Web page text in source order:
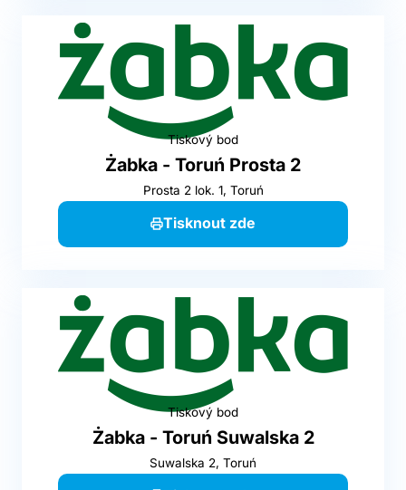
Tiskový bod
Żabka - Toruń Prosta 2
Prosta 2 lok. 1, Toruń
Tisknout zde
Tiskový bod
Żabka - Toruń Suwalska 2
Suwalska 2, Toruń